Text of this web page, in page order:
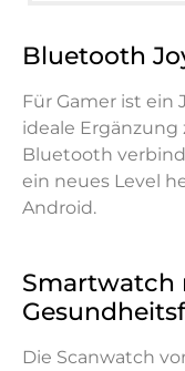
Bluetooth
Für Gamer ist ein
ideale
Bluetooth
ein neues Level
Android.
Smartwatch
Die Scanwatch